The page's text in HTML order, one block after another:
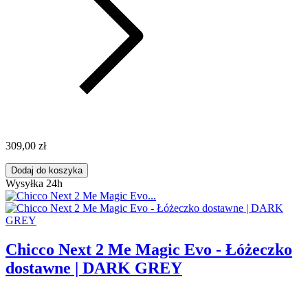
309,00 zł
Dodaj do koszyka
Wysyłka 24h
Chicco Next 2 Me Magic Evo - Łóżeczko
dostawne | DARK GREY